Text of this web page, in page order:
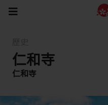
仁和寺
仁和寺